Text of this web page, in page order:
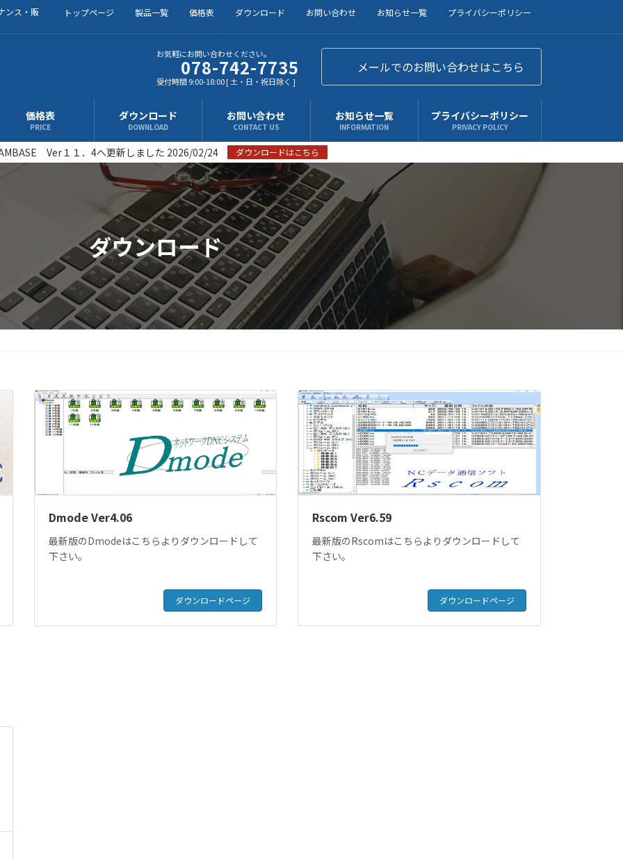
ンス・販 トップページ 製品一覧 価格表 ダウンロード お問い合わせ お知らせ一覧 プライバシーポリシー
お気軽にお問い合わせください。
078-742-7735
受付時間 9:00-18:00 [ 土・日・祝日除く ]
メールでのお問い合わせはこちら
価格表
PRICE
ダウンロード
DOWNLOAD
お問い合わせ
CONTACT US
お知らせ一覧
INFORMATION
プライバシーポリシー
PRIVACY POLICY
Ver１１．4へ更新しました 2026/02/24 ダウンロードはこちら
ダウンロード
Dmode Ver4.06
最新版のDmodeはこちらよりダウンロードして
下さい。
ダウンロードページ
Rscom Ver6.59
最新版のRscomはこちらよりダウンロードして
下さい。
ダウンロードページ